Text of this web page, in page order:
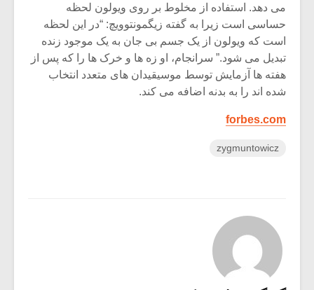
می دهد. استفاده از مخلوط بر روی ویولون لحظه
حساسی است زیرا به گفته زیگمونتوویچ: “در این لحظه
است که ویولون از یک جسم بی جان به یک موجود زنده
تبدیل می شود.” سرانجام، او زه ها و خرک ها را که پس از
هفته ها آزمایش توسط موسیقیدان های متعدد انتخاب
شده اند را به بدنه اضافه می کند.
forbes.com
zygmuntowicz